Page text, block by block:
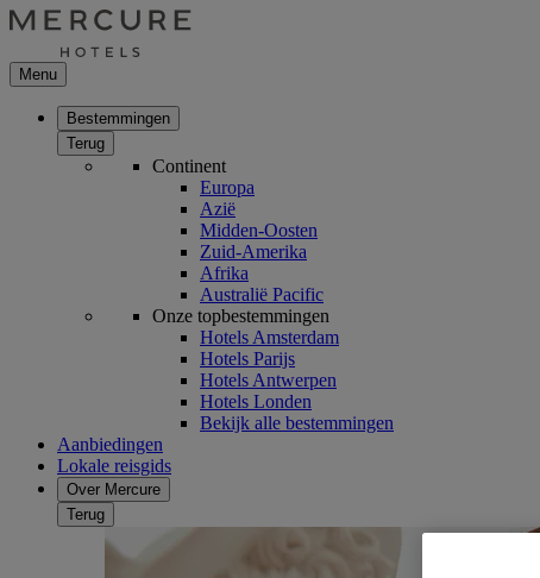
Menu
Bestemmingen
Terug
Continent
Europa
Azië
Midden-Oosten
Zuid-Amerika
Afrika
Australië Pacific
Onze topbestemmingen
Hotels Amsterdam
Hotels Parijs
Hotels Antwerpen
Hotels Londen
Bekijk alle bestemmingen
Aanbiedingen
Lokale reisgids
Over Mercure
Terug